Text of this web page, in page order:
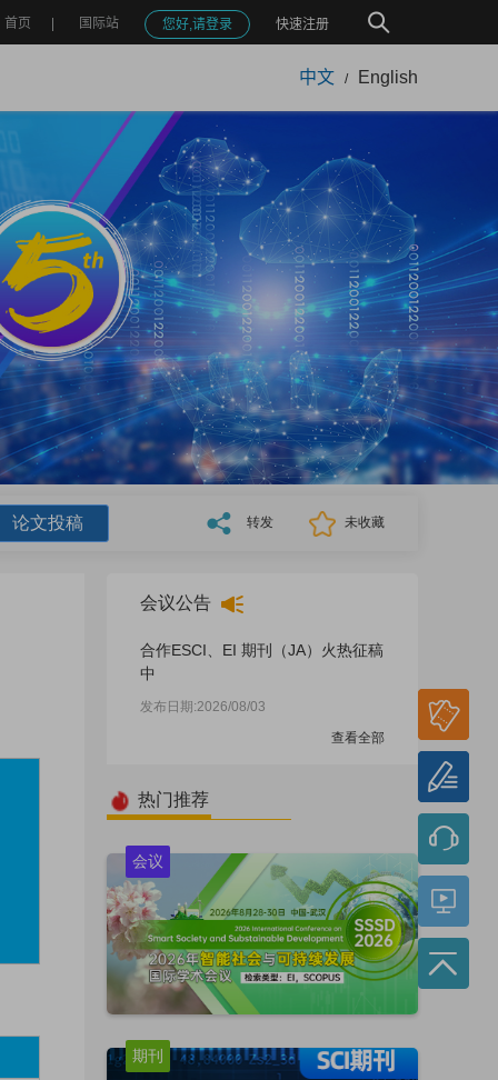
首页 国际站 您好,请登录 快速注册
中文 / English
论文投稿 转发 未收藏
会议公告
合作ESCI、EI 期刊（JA）火热征稿
中
发布日期:2026/08/03
查看全部
热门推荐
会议
期刊
参会
报名
论文
投稿